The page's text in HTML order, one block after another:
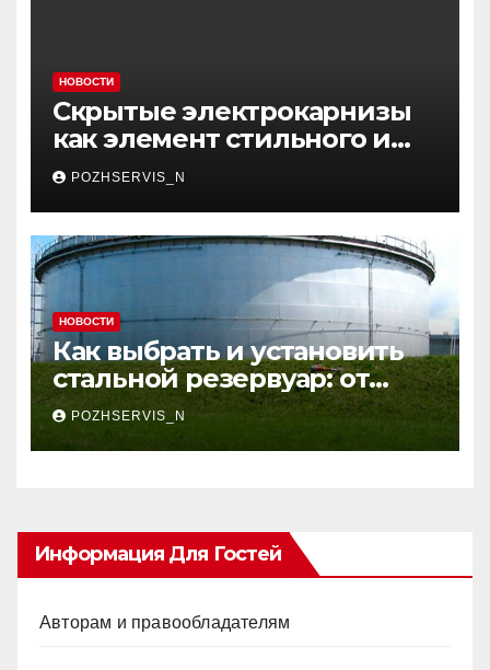
НОВОСТИ
Скрытые электрокарнизы
как элемент стильного и
функционального
интерьера
POZHSERVIS_N
НОВОСТИ
Как выбрать и установить
стальной резервуар: от
проекта до эксплуатации
POZHSERVIS_N
Информация Для Гостей
Авторам и правообладателям